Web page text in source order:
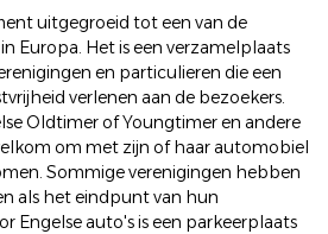
uitgegroeid tot een van de
Europa. Het is een verzamelplaats
en particulieren die een
verlenen aan de bezoekers.
Oldtimer of Youngtimer en andere
om met zijn of haar automobiel
Sommige verenigingen hebben
als het eindpunt van hun
Engelse auto's is een parkeerplaats